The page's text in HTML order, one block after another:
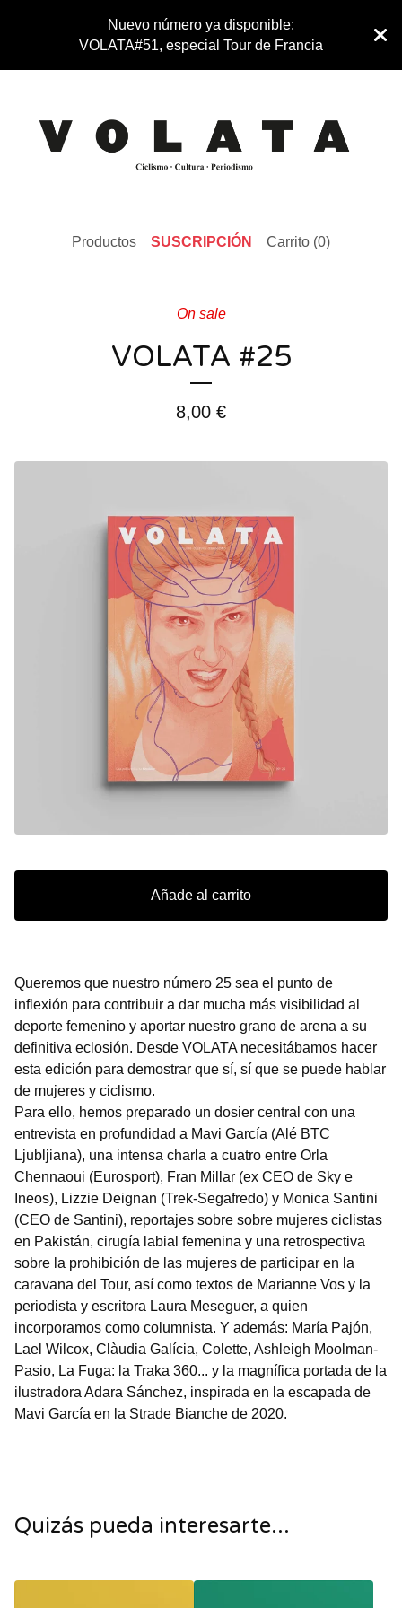
Nuevo número ya disponible:
VOLATA#51, especial Tour de Francia
Productos SUSCRIPCIÓN Carrito (0)
On sale
VOLATA #25
8,00 €
Añade al carrito
Queremos que nuestro número 25 sea el punto de
inflexión para contribuir a dar mucha más visibilidad al
deporte femenino y aportar nuestro grano de arena a su
definitiva eclosión. Desde VOLATA necesitábamos hacer
esta edición para demostrar que sí, sí que se puede hablar
de mujeres y ciclismo.
Para ello, hemos preparado un dosier central con una
entrevista en profundidad a Mavi García (Alé BTC
Ljubljiana), una intensa charla a cuatro entre Orla
Chennaoui (Eurosport), Fran Millar (ex CEO de Sky e
Ineos), Lizzie Deignan (Trek-Segafredo) y Monica Santini
(CEO de Santini), reportajes sobre sobre mujeres ciclistas
en Pakistán, cirugía labial femenina y una retrospectiva
sobre la prohibición de las mujeres de participar en la
caravana del Tour, así como textos de Marianne Vos y la
periodista y escritora Laura Meseguer, a quien
incorporamos como columnista. Y además: María Pajón,
Lael Wilcox, Clàudia Galícia, Colette, Ashleigh Moolman-
Pasio, La Fuga: la Traka 360... y la magnífica portada de la
ilustradora Adara Sánchez, inspirada en la escapada de
Mavi García en la Strade Bianche de 2020.
Quizás pueda interesarte...